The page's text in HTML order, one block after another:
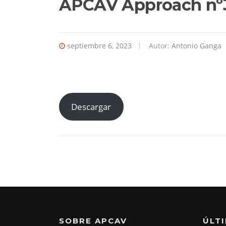
APCAV Approach
septiembre 6, 2023 Autor: Antonio Ganga
Descargar
SOBRE APCAV